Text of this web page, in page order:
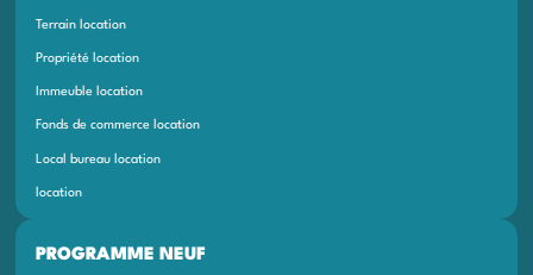
Terrain location
Local bureau location
location
Propriété location
Immeuble location
Fonds de commerce location
PROGRAMME NEUF